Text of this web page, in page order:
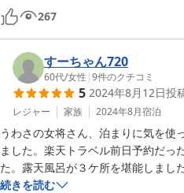
これまで入った貸切露天風呂の中で
何度でも無料で貸し切りの出来る硫
呂を2人で利用するなど贅沢の極み
料理については、いかにも昔の旅館
ょっと不満があるかな。
267
すーちゃん720
60代/女性 |9件のクチコミ
5 2024年8月12日投
レジャー 家族 2024年8月宿泊
うわさの女将さん、泊まりに気を使
ました。楽天トラベル前日予約だっ
た。露天風呂が３ケ所を堪能しまし
してからまた入り、朝起きて再び。
続きを読む